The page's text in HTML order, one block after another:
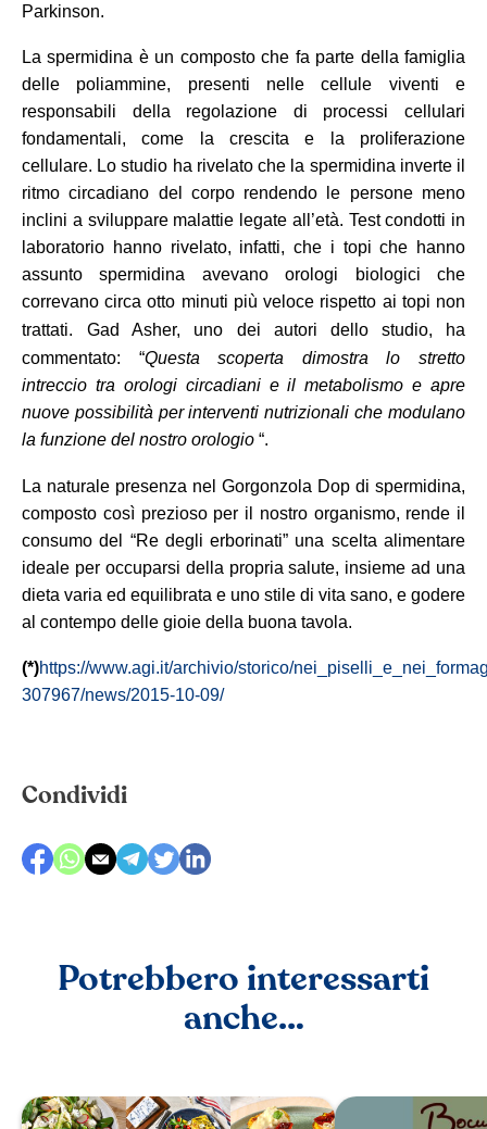
Parkinson.
La spermidina è un composto che fa parte della famiglia
delle poliammine, presenti nelle cellule viventi e
responsabili della regolazione di processi cellulari
fondamentali, come la crescita e la proliferazione
cellulare. Lo studio ha rivelato che la spermidina inverte il
ritmo circadiano del corpo rendendo le persone meno
inclini a sviluppare malattie legate all’età. Test condotti in
laboratorio hanno rivelato, infatti, che i topi che hanno
assunto spermidina avevano orologi biologici che
correvano circa otto minuti più veloce rispetto ai topi non
trattati.
Gad Asher, uno dei autori dello studio, ha
commentato: “Questa scoperta dimostra lo stretto
intreccio tra orologi circadiani e il metabolismo e apre
nuove possibilità per interventi nutrizionali che modulano
la funzione del nostro orologio “.
La naturale presenza nel Gorgonzola Dop di spermidina,
composto così prezioso per il nostro organismo, rende il
consumo del “Re degli erborinati” una scelta alimentare
ideale per occuparsi della propria salute, insieme ad una
dieta varia ed equilibrata e uno stile di vita sano, e godere
al contempo delle gioie della buona tavola.
(*)https://www.agi.it/archivio/storico/
307967/news/2015-10-09/
Condividi
Potrebbero interessarti
anche…